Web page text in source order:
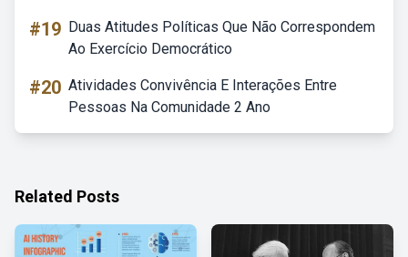
#19 Duas Atitudes Políticas Que Não Correspondem
Ao Exercício Democrático
#20 Atividades Convivência E Interações Entre
Pessoas Na Comunidade 2 Ano
Related Posts